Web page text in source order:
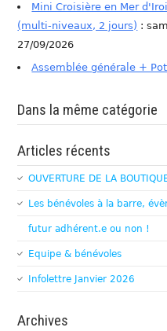
Mini Croisière en Mer
(multi-niveaux, 2 jours) :
27/09/2026
Assemblée générale +
Dans la même catégorie
Articles récents
OUVERTURE DE LA
Les bénévoles à la barre,
futur adhérent.e ou non !
Equipe & bénévoles
Infolettre Janvier 2026
Archives